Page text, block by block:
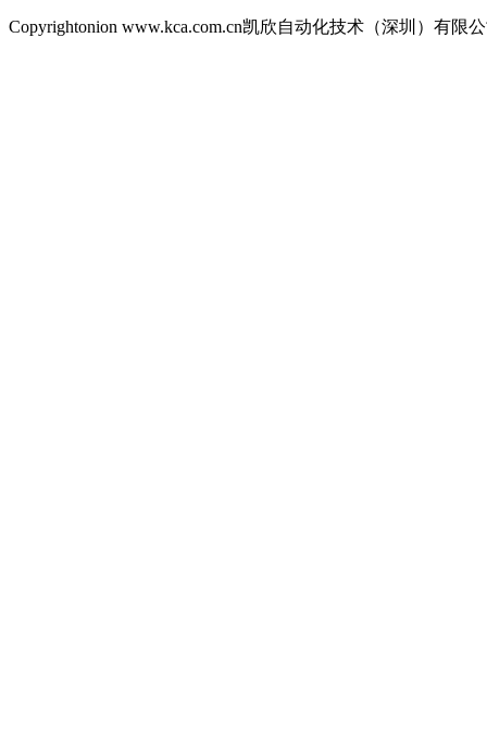
Copyrightonion www.kca.com.cn凯欣自动化技术（深圳）有限